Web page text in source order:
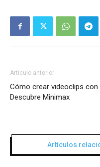
Artículo anterior
Cómo crear videoclips con
Descubre Minimax
Artículos